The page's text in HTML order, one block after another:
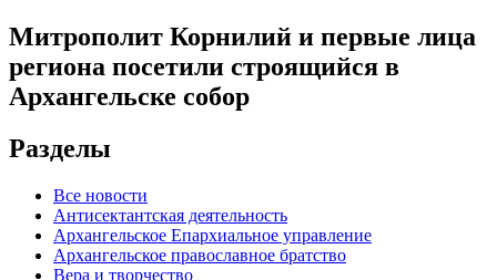
Митрополит Корнилий и первые лица
региона посетили строящийся в
Архангельске собор
Разделы
Все новости
Антисектантская деятельность
Архангельское Епархиальное управление
Архангельское православное братство
Вера и творчество